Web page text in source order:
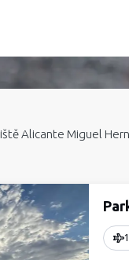
Alicante Miguel